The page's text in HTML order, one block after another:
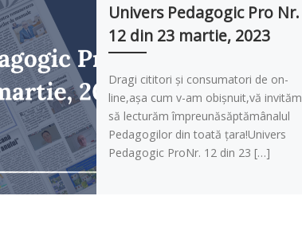
Univers Pedagogic Pro Nr.
12 din 23 martie, 2023
Dragi cititori și consumatori de on-
line,așa cum v-am obișnuit,vă invităm
să lecturăm împreunăsăptămânalul
Pedagogilor din toată țara!Univers
Pedagogic ProNr. 12 din 23 […]